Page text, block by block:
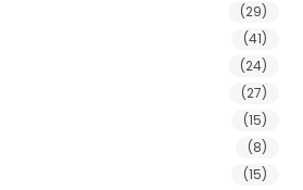
(29)
(41)
(24)
(27)
(15)
(8)
(15)